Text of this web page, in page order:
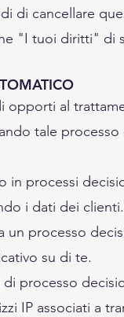
di cancellare
"I tuoi diritti" di
opporti al
tale
in processi
i dati dei clienti.
un processo
su di te.
processo
IP associati a